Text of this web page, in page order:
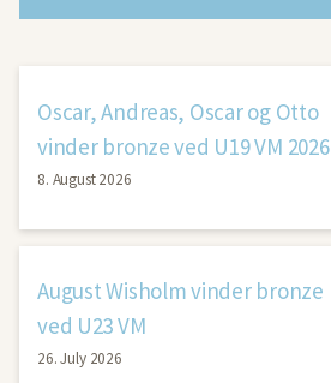
Oscar, Andreas, Oscar og Otto
vinder bronze ved U19 VM 2026
8. August 2026
August Wisholm vinder bronze
ved U23 VM
26. July 2026